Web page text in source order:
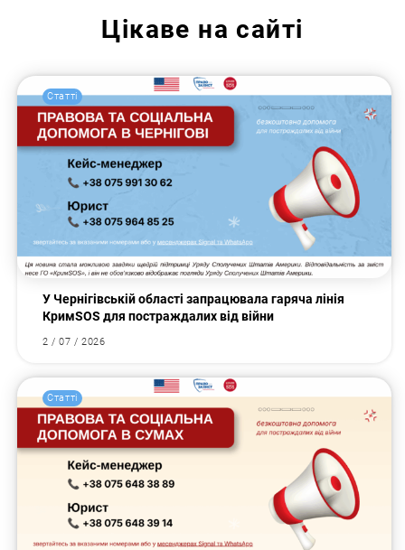
Цікаве на сайті
Статті
У Чернігівській області запрацювала гаряча лінія
КримSOS для постраждалих від війни
2 / 07 / 2026
Статті